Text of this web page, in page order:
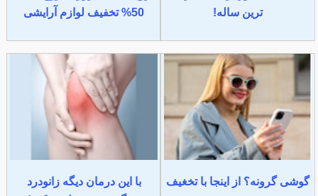
ترین ساله!
50% تخفیف لوازم آرایشی
گوشی گرونه؟ از اینجا با تخغیف
با این درمان دیگه زانودرد